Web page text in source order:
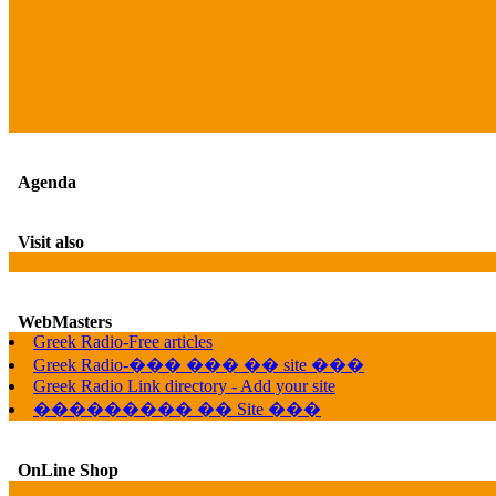
Agenda
Visit also
WebMasters
Greek Radio-Free articles
Greek Radio-��� ��� �� site ���
Greek Radio Link directory - Add your site
��������� �� Site ���
OnLine Shop